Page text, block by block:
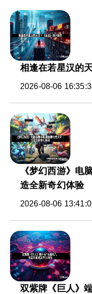
相逢在若星汉的
2026-08-06
《梦幻西游》电
造全新奇幻体验
2026-08-06
双紫牌《巨人》